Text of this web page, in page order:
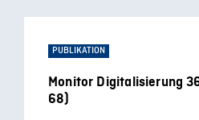
PUBLIKATION
Monitor Digitalisierung
68)